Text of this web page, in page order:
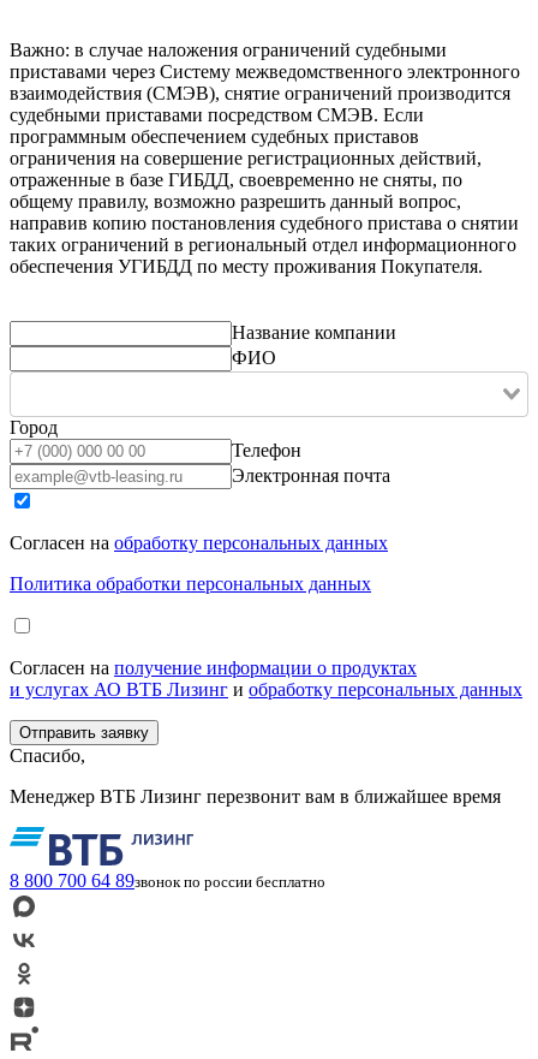
Важно: в случае наложения ограничений судебными
приставами через Систему межведомственного электронного
взаимодействия (СМЭВ), снятие ограничений производится
судебными приставами посредством СМЭВ. Если
программным обеспечением судебных приставов
ограничения на совершение регистрационных действий,
отраженные в базе ГИБДД, своевременно не сняты, по
общему правилу, возможно разрешить данный вопрос,
направив копию постановления судебного пристава о снятии
таких ограничений в региональный отдел информационного
обеспечения УГИБДД по месту проживания Покупателя.
Название компании
ФИО
Город
Телефон
Электронная почта
Согласен на обработку персональных данных
Политика обработки персональных данных
Согласен на получение информации о продуктах
и услугах АО ВТБ Лизинг и обработку персональных данных
Спасибо,
Менеджер ВТБ Лизинг перезвонит вам в ближайшее время
8 800 700 64 89звонок по россии бесплатно